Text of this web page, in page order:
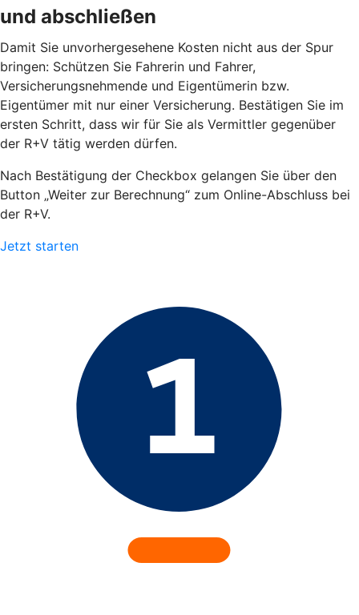
und abschließen
Damit Sie unvorhergesehene Kosten nicht aus der Spur
bringen: Schützen Sie Fahrerin und Fahrer,
Versicherungsnehmende und Eigentümerin bzw.
Eigentümer mit nur einer Versicherung. Bestätigen Sie im
ersten Schritt, dass wir für Sie als Vermittler gegenüber
der R+V tätig werden dürfen.
Nach Bestätigung der Checkbox gelangen Sie über den
Button „Weiter zur Berechnung“ zum Online-Abschluss bei
der R+V.
Jetzt starten